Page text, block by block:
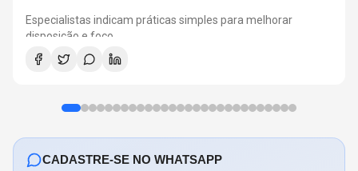
Especialistas indicam práticas simples para melhorar
disposição e foco
CADASTRE-SE NO WHATSAPP